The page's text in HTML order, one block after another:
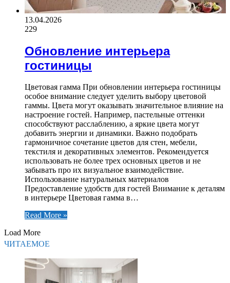
13.04.2026
229
Обновление интерьера
гостиницы
Цветовая гамма При обновлении интерьера гостиницы
особое внимание следует уделить выбору цветовой
гаммы. Цвета могут оказывать значительное влияние на
настроение гостей. Например, пастельные оттенки
способствуют расслаблению, а яркие цвета могут
добавить энергии и динамики. Важно подобрать
гармоничное сочетание цветов для стен, мебели,
текстиля и декоративных элементов. Рекомендуется
использовать не более трех основных цветов и не
забывать про их визуальное взаимодействие.
Использование натуральных материалов
Предоставление удобств для гостей Внимание к деталям
в интерьере Цветовая гамма в…
Read More »
Load More
ЧИТАЕМОЕ